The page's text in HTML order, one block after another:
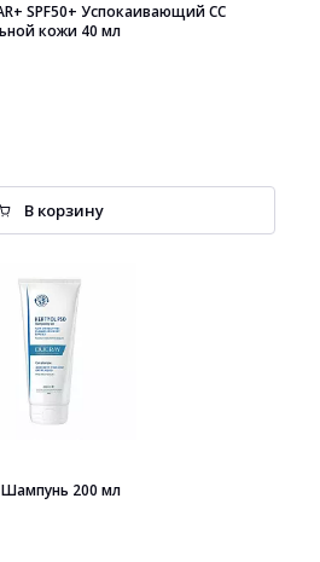
SPF50+ Успокаивающий СС
кожи 40 мл
В корзину
200 мл